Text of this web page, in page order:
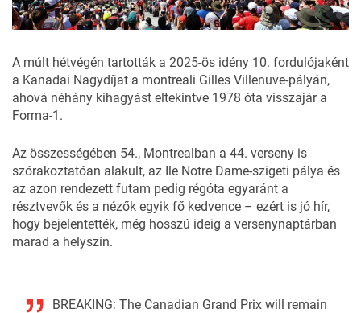
A múlt hétvégén tartották a 2025-ös idény 10. fordulójaként
a Kanadai Nagydíjat a montreali Gilles Villenuve-pályán,
ahová néhány kihagyást eltekintve 1978 óta visszajár a
Forma-1.
Az összességében 54., Montrealban a 44. verseny is
szórakoztatóan alakult, az Ile Notre Dame-szigeti pálya és
az azon rendezett futam pedig régóta egyaránt a
résztvevők és a nézők egyik fő kedvence – ezért is jó hír,
hogy bejelentették, még hosszú ideig a versenynaptárban
marad a helyszín.
BREAKING: The Canadian Grand Prix will remain